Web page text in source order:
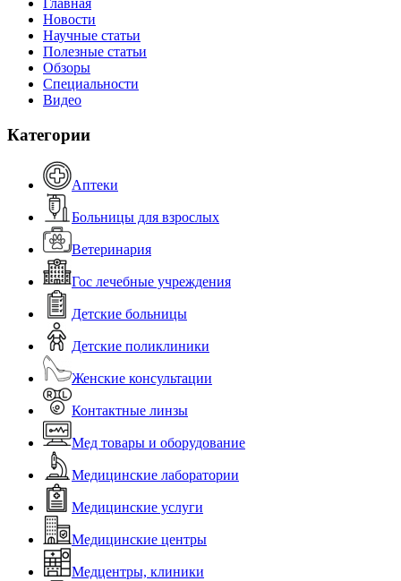
Главная
Новости
Научные статьи
Полезные статьи
Обзоры
Специальности
Видео
Категории
Аптеки
Больницы для взрослых
Ветеринария
Гос лечебные учреждения
Детские больницы
Детские поликлиники
Женские консультации
Контактные линзы
Мед товары и оборудование
Медицинские лаборатории
Медицинские услуги
Медицинские центры
Медцентры, клиники